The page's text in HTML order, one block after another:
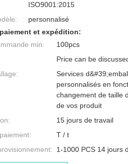
ISO9001:2015
personnalisé
et expédition:
min:
100pcs
Price can be
Services
personnalisés en
changement de taille
de vos produit
15 jours de travail
T / t
1-1000 PCS 14 jours